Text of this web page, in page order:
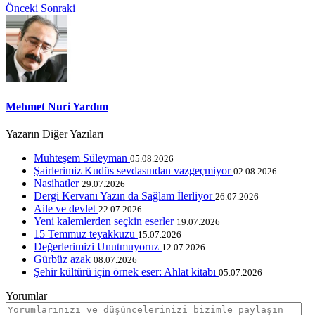
Önceki Sonraki
Mehmet Nuri Yardım
Yazarın Diğer Yazıları
Muhteşem Süleyman 05.08.2026
Şairlerimiz Kudüs sevdasından vazgeçmiyor 02.08.2026
Nasihatler 29.07.2026
Dergi Kervanı Yazın da Sağlam İlerliyor 26.07.2026
Aile ve devlet 22.07.2026
Yeni kalemlerden seçkin eserler 19.07.2026
15 Temmuz teyakkuzu 15.07.2026
Değerlerimizi Unutmuyoruz 12.07.2026
Gürbüz azak 08.07.2026
Şehir kültürü için örnek eser: Ahlat kitabı 05.07.2026
Yorumlar